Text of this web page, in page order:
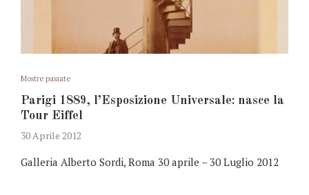
Mostre passate
Parigi 1889, l’Esposizione Universale: nasce la
Tour Eiffel
30 Aprile 2012
Galleria Alberto Sordi, Roma 30 aprile – 30 Luglio 2012